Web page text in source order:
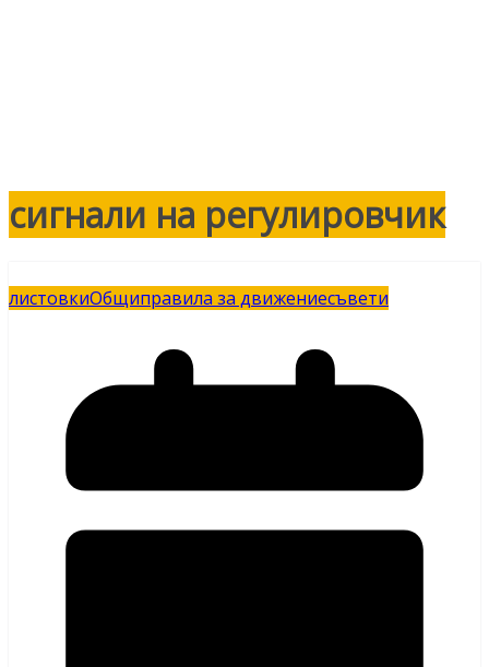
сигнали на регулировчик
листовкиОбщиправила за движениесъвети